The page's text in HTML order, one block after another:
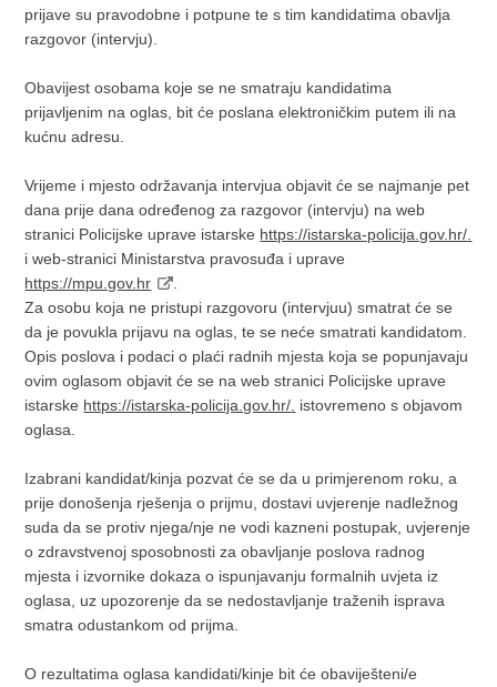
prijave su pravodobne i potpune te s tim kandidatima obavlja
razgovor (intervju).
Obavijest osobama koje se ne smatraju kandidatima
prijavljenim na oglas, bit će poslana elektroničkim putem ili na
kućnu adresu.
Vrijeme i mjesto održavanja intervjua objavit će se najmanje pet
dana prije dana određenog za razgovor (intervju) na web
stranici Policijske uprave istarske https://istarska-policija.gov.hr/
i web-stranici Ministarstva pravosuđa i uprave
https://mpu.gov.hr
Za osobu koja ne pristupi razgovoru (intervjuu) smatrat će se
da je povukla prijavu na oglas, te se neće smatrati kandidatom.
Opis poslova i podaci o plaći radnih mjesta koja se popunjavaju
ovim oglasom objavit će se na web stranici Policijske uprave
istarske https://istarska-policija.gov.hr/ istovremeno s objavom
oglasa.
Izabrani kandidat/kinja pozvat će se da u primjerenom roku, a
prije donošenja rješenja o prijmu, dostavi uvjerenje nadležnog
suda da se protiv njega/nje ne vodi kazneni postupak, uvjerenje
o zdravstvenoj sposobnosti za obavljanje poslova radnog
mjesta i izvornike dokaza o ispunjavanju formalnih uvjeta iz
oglasa, uz upozorenje da se nedostavljanje traženih isprava
smatra odustankom od prijma.
O rezultatima oglasa kandidati/kinje bit će obaviješteni/e